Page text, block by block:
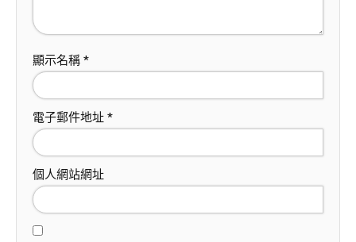
顯示名稱 *
電子郵件地址 *
個人網站網址